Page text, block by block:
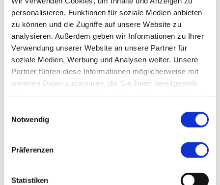
personalisieren, Funktionen für soziale Medien anbieten
zu können und die Zugriffe auf unsere Website zu
analysieren. Außerdem geben wir Informationen zu Ihrer
Verwendung unserer Website an unsere Partner für
soziale Medien, Werbung und Analysen weiter. Unsere
Partner führen diese Informationen möglicherweise mit
weiteren Daten zusammen, die Sie ihnen bereitgestellt
Notwendig
Präferenzen
Statistiken
Telefon: +49 (0) 9123 180-567
Fax:+49 (0) 9123 180-177
Endoprothetikzentrum
Klinikum Nürnberg, Campus Süd
Breslauer Str. 201
90471 Nürnberg
Krankenhäuser Nürnberger Land, Krankenhaus Lauf
91207 Lauf a. d. Pegnitz
E-Mail: endoprothetik@klinikum-nuernberg.de